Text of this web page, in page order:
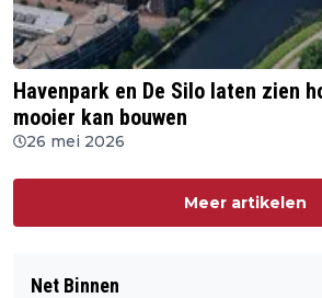
Havenpark en De Silo laten zien
mooier kan bouwen
26 mei 2026
Meer artikelen
Net Binnen